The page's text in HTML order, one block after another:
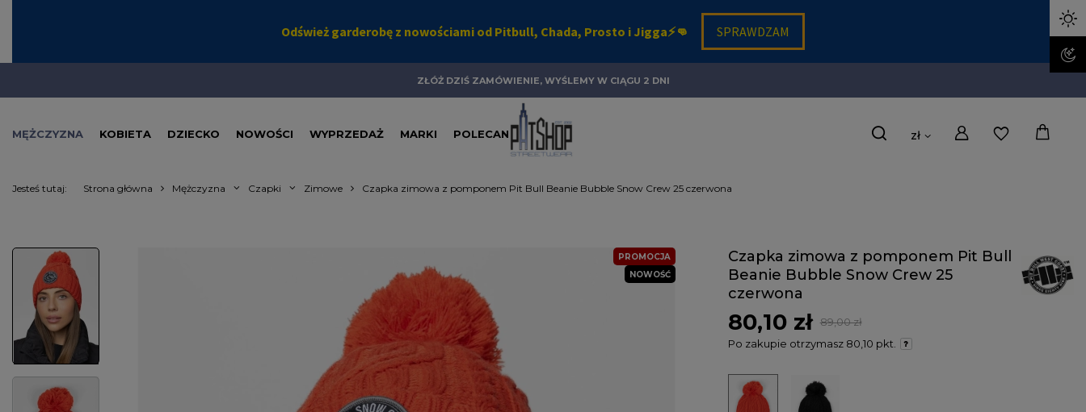
zł
ZŁÓŻ DZIŚ ZAMÓWIENIE, WYŚLEMY W CIĄGU 2 DNI
MĘŻCZYZNA KOBIETA DZIECKO NOWOŚCI WYPRZEDAŻ MARKI POLECANE
Jesteś tutaj: Strona główna Mężczyzna Czapki Zimowe Czapka zimowa z pomponem Pit Bull Beanie Bubble Snow Crew 25 czerwona
PROMOCJA
NOWOŚĆ
Czapka zimowa z pomponem Pit Bull
Beanie Bubble Snow Crew 25
czerwona
80,10 zł
89,00 zł
Po zakupie otrzymasz 80,10 pkt.